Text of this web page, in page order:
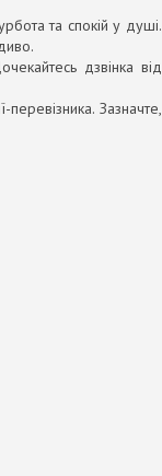
та спокій у душі.
дзвінка від
Зазначте,